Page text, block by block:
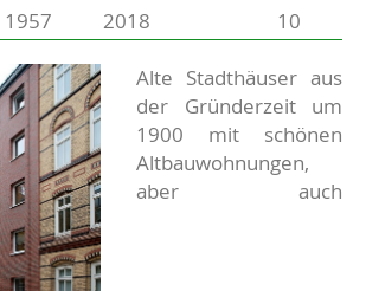
Immobilie
1957 2018 10
Alte Stadthäuser aus
der Gründerzeit um
1900 mit schönen
Altbauwohnungen,
aber auch